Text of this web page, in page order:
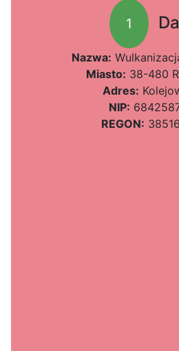
1
Nazwa:
Miasto: 38-480
Adres:
NIP:
REGON: